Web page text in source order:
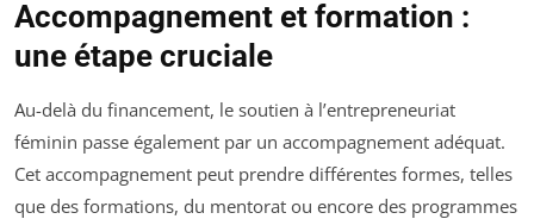
Accompagnement et formation :
une étape cruciale
Au-delà du financement, le soutien à l’entrepreneuriat
féminin passe également par un accompagnement adéquat.
Cet accompagnement peut prendre différentes formes, telles
que des formations, du mentorat ou encore des programmes